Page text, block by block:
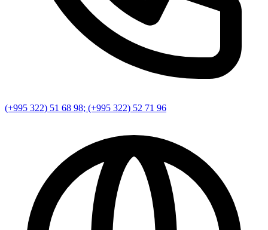
(+995 322) 51 68 98; (+995 322) 52 71 96